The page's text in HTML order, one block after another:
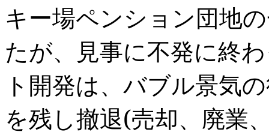
キー場ペンション団地
たが、見事に不発に終
ト開発は、バブル景気
を残し撤退(売却、廃業